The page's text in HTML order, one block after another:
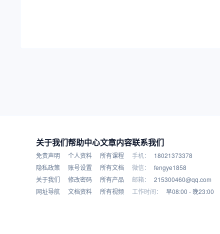
关于我们
免责声明
隐私政策
关于我们
网址导航
帮助中心
个人资料
账号设置
修改密码
文档资料
文章内容
所有课程
所有文档
所有产品
所有视频
联系我们
手机：
18021373378
微信：
fengye1858
邮箱：
215300460@qq.com
工作时间：
早08:00 - 晚23:00